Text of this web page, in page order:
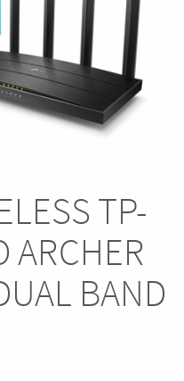
TP-
ARCHER
BAND